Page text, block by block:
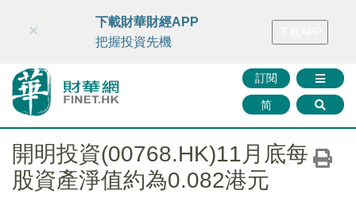
財華智庫網 FINTV FINMETA 財華證券 媒體矩陣
訂閱
简
×
下載財華財經APP
把握投資先機
開明投資(00768.HK)11月底每
股資產淨值約為0.082港元